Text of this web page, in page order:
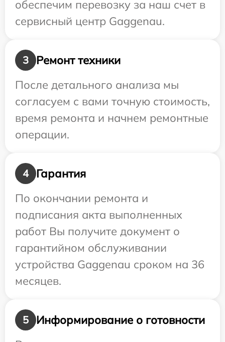
обеспечим перевозку за наш счет в
сервисный центр Gaggenau.
3
Ремонт техники
После детального анализа мы
согласуем с вами точную стоимость,
время ремонта и начнем ремонтные
операции.
4
Гарантия
По окончании ремонта и
подписания акта выполненных
работ Вы получите документ о
гарантийном обслуживании
устройства Gaggenau сроком на 36
месяцев.
5
Информирование о готовности